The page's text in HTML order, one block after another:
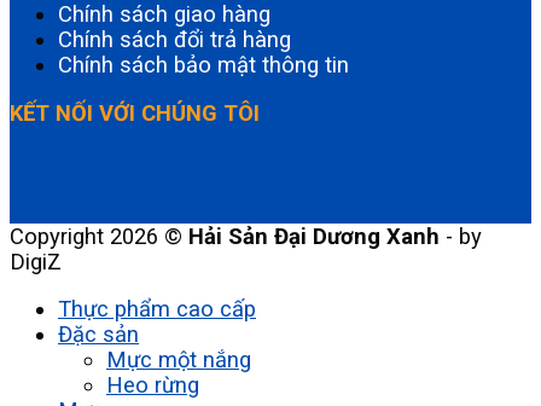
Chính sách giao hàng
Chính sách đổi trả hàng
Chính sách bảo mật thông tin
KẾT NỐI VỚI CHÚNG TÔI
Copyright 2026 © Hải Sản Đại Dương Xanh - by
DigiZ
Thực phẩm cao cấp
Đặc sản
Mực một nắng
Heo rừng